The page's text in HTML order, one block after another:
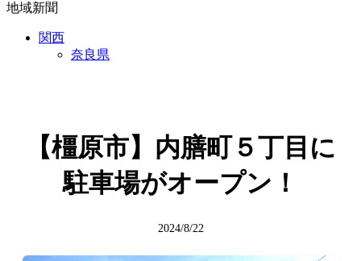
地域新聞
関西
奈良県
【橿原市】内膳町５丁目に
駐車場がオープン！
2024/8/22